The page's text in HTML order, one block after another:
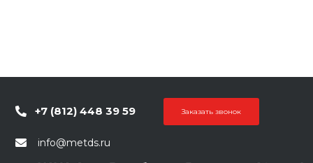
+7 (812) 448 39 59 Заказать звонок
info@metds.ru